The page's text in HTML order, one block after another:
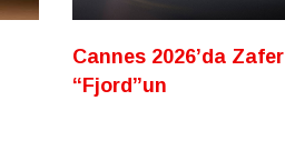
Cannes 2026’da Zafer
“Fjord”un